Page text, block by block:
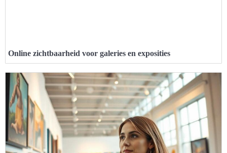
Online zichtbaarheid voor galeries en exposities